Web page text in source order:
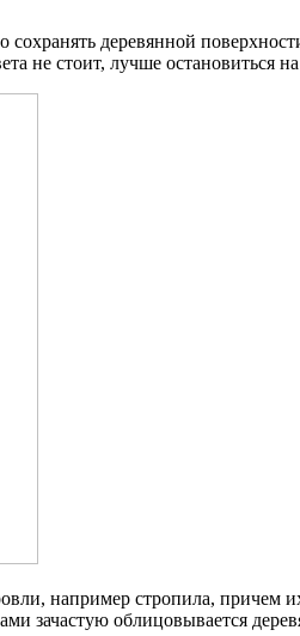
деревянной
не стоит, лучше остановиться
например стропила, причем
зачастую облицовывается